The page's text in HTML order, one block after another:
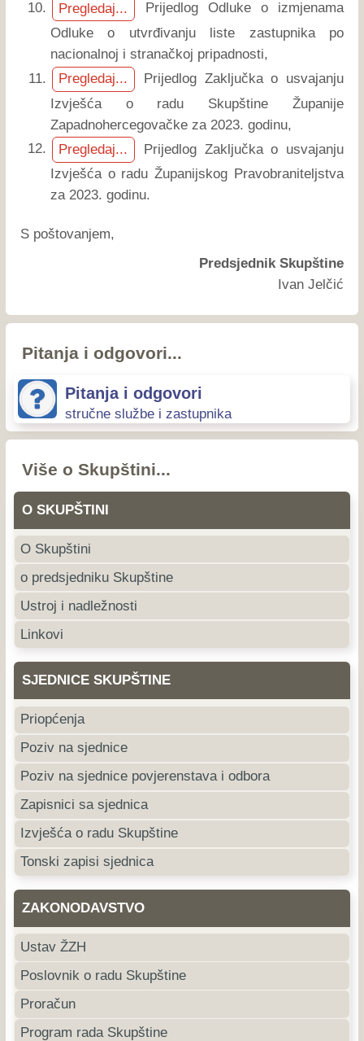
Pregledaj...
Prijedlog Odluke o izmjenama
Odluke o utvrđivanju liste zastupnika po
nacionalnoj i stranačkoj pripadnosti,
Pregledaj...
Prijedlog Zaključka o usvajanju
Izvješća o radu Skupštine Županije
Zapadnohercegovačke za 2023. godinu,
Pregledaj...
Prijedlog Zaključka o usvajanju
Izvješća o radu Županijskog Pravobraniteljstva
za 2023. godinu.
S poštovanjem,
Predsjednik Skupštine
Ivan Jelčić
Pitanja i odgovori...
Pitanja i odgovori
stručne službe i zastupnika
Više o Skupštini...
O SKUPŠTINI
O Skupštini
o predsjedniku Skupštine
Ustroj i nadležnosti
Linkovi
SJEDNICE SKUPŠTINE
Priopćenja
Poziv na sjednice
Poziv na sjednice povjerenstava i odbora
Zapisnici sa sjednica
Izvješća o radu Skupštine
Tonski zapisi sjednica
ZAKONODAVSTVO
Ustav ŽZH
Poslovnik o radu Skupštine
Proračun
Program rada Skupštine